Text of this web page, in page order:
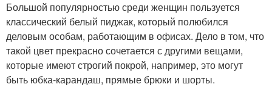
Большой популярностью среди женщин пользуется
классический белый пиджак, который полюбился
деловым особам, работающим в офисах. Дело в том, что
такой цвет прекрасно сочетается с другими вещами,
которые имеют строгий покрой, например, это могут
быть юбка-карандаш, прямые брюки и шорты.